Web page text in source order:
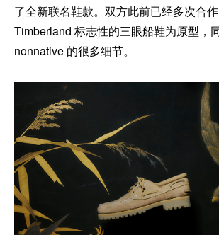
了全新联名鞋款。双方此前已经多次合
Timberland 标志性的三眼船鞋为原型，
nonnative 的很多细节。